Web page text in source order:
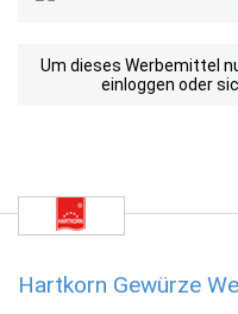
Um dieses Werbemittel
einloggen oder
Hartkorn Gewürze